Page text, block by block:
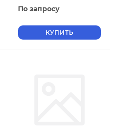
По запросу
КУПИТЬ